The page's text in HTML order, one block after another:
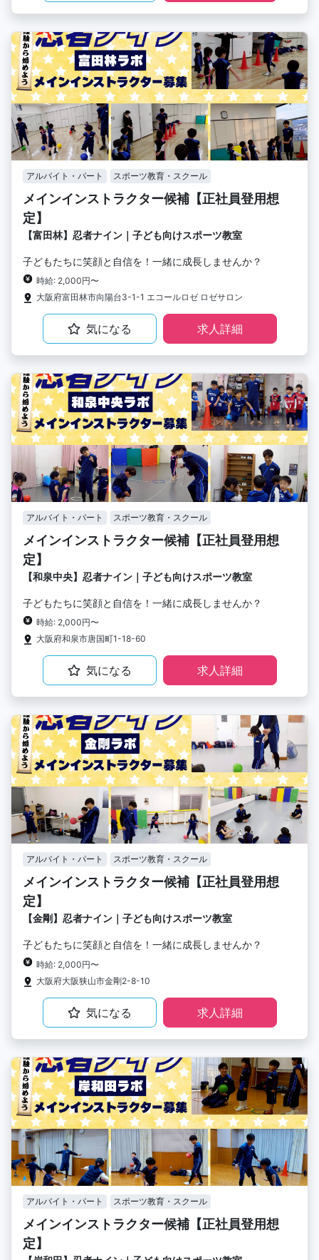
アルバイト・パート スポーツ教育・スクール
メインインストラクター候補【正社員登用想
定】
【富田林】忍者ナイン｜子ども向けスポーツ教室
子どもたちに笑顔と自信を！一緒に成長しませんか？
時給: 2,000円〜
大阪府富田林市向陽台3-1-1 エコールロゼ ロゼサロン
気になる 求人詳細
アルバイト・パート スポーツ教育・スクール
メインインストラクター候補【正社員登用想
定】
【和泉中央】忍者ナイン｜子ども向けスポーツ教室
子どもたちに笑顔と自信を！一緒に成長しませんか？
時給: 2,000円〜
大阪府和泉市唐国町1-18-60
気になる 求人詳細
アルバイト・パート スポーツ教育・スクール
メインインストラクター候補【正社員登用想
定】
【金剛】忍者ナイン｜子ども向けスポーツ教室
子どもたちに笑顔と自信を！一緒に成長しませんか？
時給: 2,000円〜
大阪府大阪狭山市金剛2-8-10
気になる 求人詳細
アルバイト・パート スポーツ教育・スクール
メインインストラクター候補【正社員登用想
定】